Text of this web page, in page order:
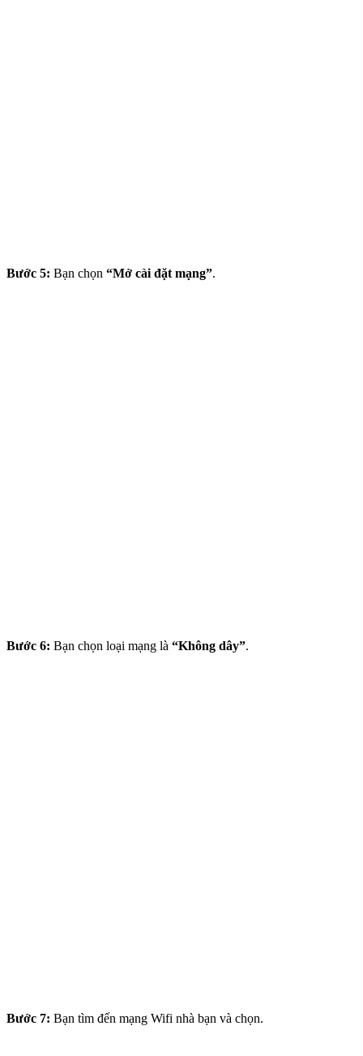
Bước 5: Bạn chọn “Mở cài đặt mạng”.
Bước 6: Bạn chọn loại mạng là “Không dây”.
Bước 7: Bạn tìm đến mạng Wifi nhà bạn và chọn.